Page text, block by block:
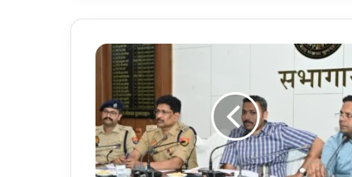
Uttar
Pradesh
श्रावण
कांवड़
यात्रा
और
महाशिवरात्रि